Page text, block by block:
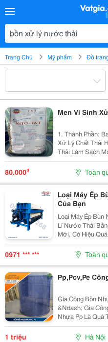
Trang Chủ Mỹ phẩm Đồ
Men Vi Sinh
1. Thành Phần: Bacilluss Lactobacillus 2. Công Dụng:
Xử Lý Chất Thải Hữu
Thải Làm Sạch Môi Trường Khử
Trong Hệ Thống Xử Lý
Ngày/Lần Định
80.000₫ Toàn
Loại Máy Ép
Của Bạn
Loại Máy Ép Bùn
Lí Nước Thải
Mới, Có Hiệu Quả
Nhiều Loại Máy
Máy Ép Bùn
0971 *** *** Toàn
Pp,Pcv,Pe
Gia Công Bồn Nhựa Pp ⭐Gia Công
&Ndash; Gia Công Bể
Nhựa Pp Là Quá
Như Bồn Chứa
Nước Thải, Bồn
1 triệu Hà Nội